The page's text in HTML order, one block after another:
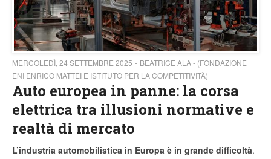
MERCOLEDÌ, 24 SETTEMBRE 2025
BEATRICE ALA - (FONDAZIONE
ENI ENRICO MATTEI E ISTITUTO PER LA COMPETITIVITÀ)
Auto europea in panne: la corsa
elettrica tra illusioni normative e
realtà di mercato
L’industria automobilistica in Europa è in grande difficoltà.